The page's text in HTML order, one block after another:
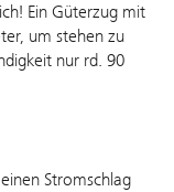
Ein Güterzug mit
um stehen zu
nur rd. 90
Stromschlag